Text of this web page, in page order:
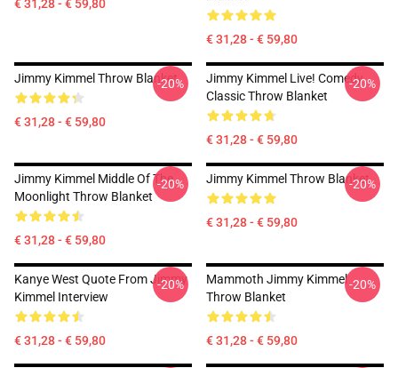
€ 31,28 - € 59,80
€ 31,28 - € 59,80
Jimmy Kimmel Throw Blanket
€ 31,28 - € 59,80
-20%
Jimmy Kimmel Live! Comedy
Classic Throw Blanket
€ 31,28 - € 59,80
-20%
Jimmy Kimmel Middle Of The
Moonlight Throw Blanket
€ 31,28 - € 59,80
-20% Jimmy Kimmel Throw Blanket
€ 31,28 - € 59,80
-20%
Kanye West Quote From Jimmy
Kimmel Interview
€ 31,28 - € 59,80
-20%
Mammoth Jimmy Kimmel
Throw Blanket
€ 31,28 - € 59,80
-20%